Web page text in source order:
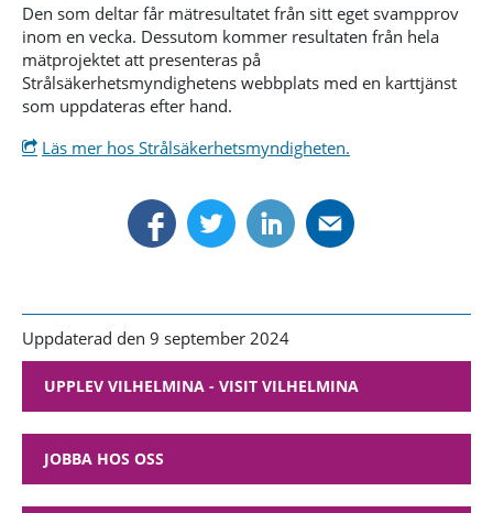
Den som deltar får mätresultatet från sitt eget svampprov
inom en vecka. Dessutom kommer resultaten från hela
mätprojektet att presenteras på
Strålsäkerhetsmyndighetens webbplats med en karttjänst
som uppdateras efter hand.
Läs mer hos Strålsäkerhetsmyndigheten.
Uppdaterad den 9 september 2024
UPPLEV VILHELMINA - VISIT VILHELMINA
JOBBA HOS OSS